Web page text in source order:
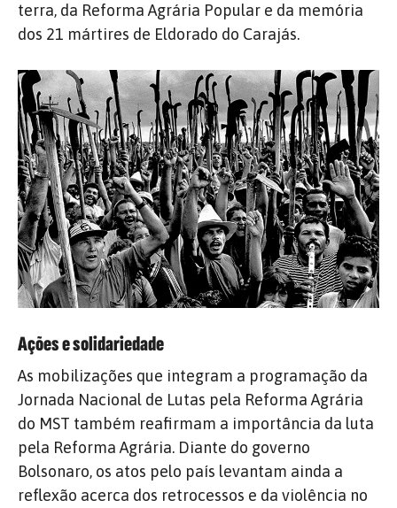
terra, da Reforma Agrária Popular e da memória
dos 21 mártires de Eldorado do Carajás.
Ações e solidariedade
As mobilizações que integram a programação da
Jornada Nacional de Lutas pela Reforma Agrária
do MST também reafirmam a importância da luta
pela Reforma Agrária. Diante do governo
Bolsonaro, os atos pelo país levantam ainda a
reflexão acerca dos retrocessos e da violência no